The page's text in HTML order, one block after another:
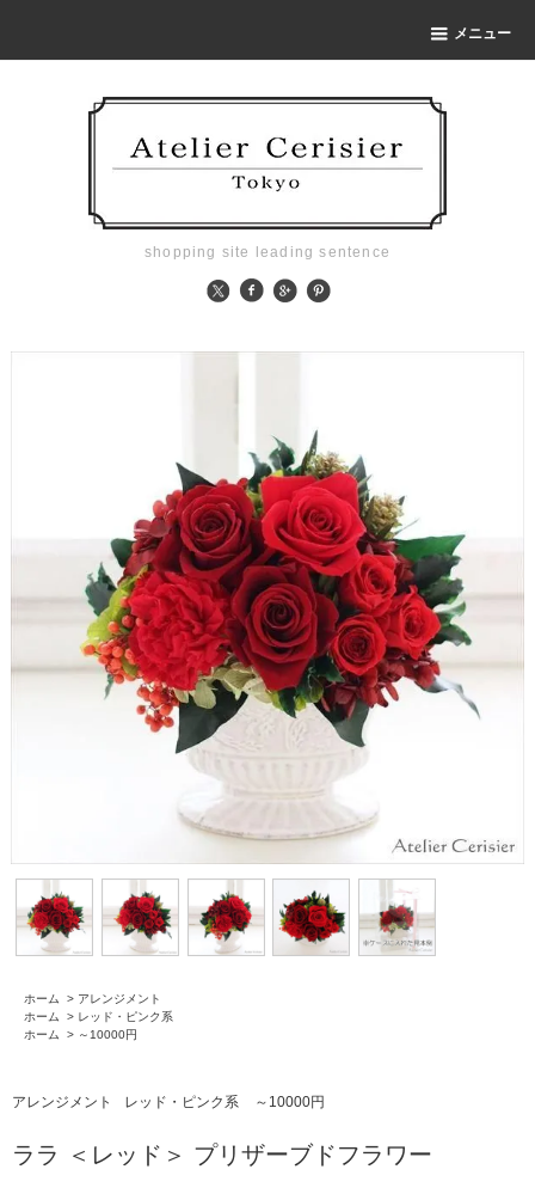
メニュー
shopping site leading sentence
ホーム > アレンジメント
ホーム
> レッド・ピンク系
ホーム
> ～10000円
アレンジメント レッド・ピンク系 ～10000円
ララ ＜レッド＞ プリザーブドフラワー